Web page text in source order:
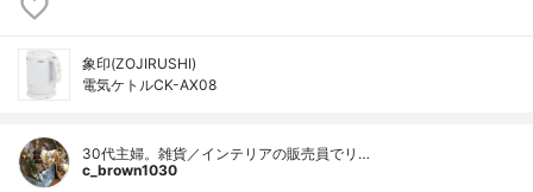
象印(ZOJIRUSHI)
電気ケトルCK-AX08
30代主婦。雑貨／インテリアの販売員でリ…
c_brown1030